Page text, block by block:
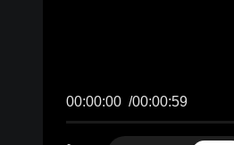
00:00:00 /00:00:59